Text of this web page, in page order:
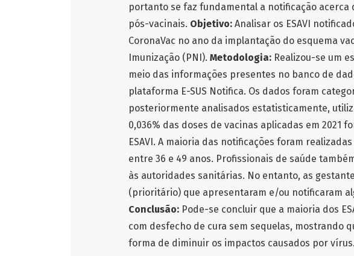
portanto se faz fundamental a notificação acerca
pós-vacinais. Objetivo: Analisar os ESAVI
CoronaVac no ano da implantação do esquema
Imunização (PNI). Metodologia: Realizou-se um
meio das informações presentes no banco de
plataforma E-SUS Notifica. Os dados foram
posteriormente analisados estatisticamente,
0,036% das doses de vacinas aplicadas em 2021
ESAVI. A maioria das notificações foram
entre 36 e 49 anos. Profissionais de saúde
às autoridades sanitárias. No entanto, as
(prioritário) que apresentaram e/ou notificaram
Conclusão: Pode-se concluir que a maioria dos
com desfecho de cura sem sequelas, mostrando
forma de diminuir os impactos causados por vírus.